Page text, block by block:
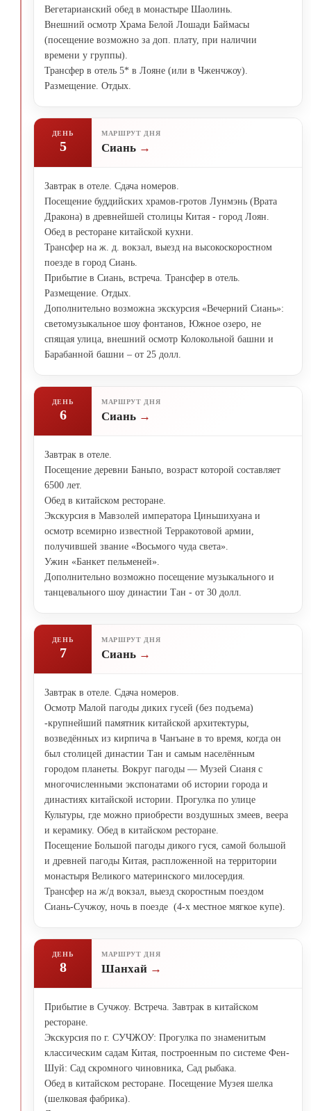
Вегетарианский обед в монастыре Шаолинь.
Внешний осмотр Храма Белой Лошади Баймасы
(посещение возможно за доп. плату, при наличии
времени у группы).
Трансфер в отель 5* в Лояне (или в Чженчжоу).
Размещение. Отдых.
ДЕНЬ
5
МАРШРУТ ДНЯ
Сиань
Завтрак в отеле. Сдача номеров.
Посещение буддийских храмов-гротов Лунмэнь (Врата
Дракона) в древнейшей столицы Китая - город Лоян.
Обед в ресторане китайской кухни.
Трансфер на ж. д. вокзал, выезд на высокоскоростном
поезде в город Сиань.
Прибытие в Сиань, встреча. Трансфер в отель.
Размещение. Отдых.
Дополнительно возможна экскурсия «Вечерний Сиань»:
светомузыкальное шоу фонтанов, Южное озеро, не
спящая улица, внешний осмотр Колокольной башни и
Барабанной башни – от 25 долл.
ДЕНЬ
6
МАРШРУТ ДНЯ
Сиань
Завтрак в отеле.
Посещение деревни Баньпо, возраст которой составляет
6500 лет.
Обед в китайском ресторане.
Экскурсия в Мавзолей императора Циньшихуана и
осмотр всемирно известной Терракотовой армии,
получившей звание «Восьмого чуда света».
Ужин «Банкет пельменей».
Дополнительно возможно посещение музыкального и
танцевального шоу династии Тан - от 30 долл.
ДЕНЬ
7
МАРШРУТ ДНЯ
Сиань
Завтрак в отеле. Сдача номеров.
Осмотр Малой пагоды диких гусей (без подъема)
-крупнейший памятник китайской архитектуры,
возведённых из кирпича в Чанъане в то время, когда он
был столицей династии Тан и самым населённым
городом планеты. Вокруг пагоды — Музей Сианя с
многочисленными экспонатами об истории города и
династиях китайской истории. Прогулка по улице
Культуры, где можно приобрести воздушных змеев, веера
и керамику. Обед в китайском ресторане.
Посещение Большой пагоды дикого гуся, самой большой
и древней пагоды Китая, распложенной на территории
монастыря Великого материнского милосердия.
Трансфер на ж/д вокзал, выезд скоростным поездом
Сиань-Сучжоу, ночь в поезде (4-х местное мягкое купе).
ДЕНЬ
8
МАРШРУТ ДНЯ
Шанхай
Прибытие в Сучжоу. Встреча. Завтрак в китайском
ресторане.
Экскурсия по г. СУЧЖОУ: Прогулка по знаменитым
классическим садам Китая, построенным по системе Фен-
Шуй: Сад скромного чиновника, Сад рыбака.
Обед в китайском ресторане. Посещение Музея шелка
(шелковая фабрика).